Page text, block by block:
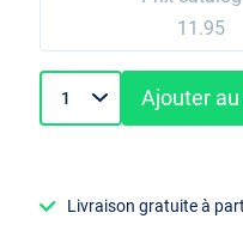
11.95
Ajouter
Livraison gratuite à